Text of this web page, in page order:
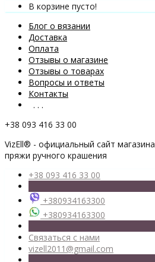
В корзине пусто!
Блог о вязании
Доставка
Оплата
Отзывы о магазине
Отзывы о товарах
Вопросы и ответы
Контакты
. . .
+38 093 416 33 00
VizEll® - официальный сайт магазина
пряжи ручного крашения
+38 093 416 33 00
+380934163300
+380934163300
Связаться с нами
vizell2011@gmail.com